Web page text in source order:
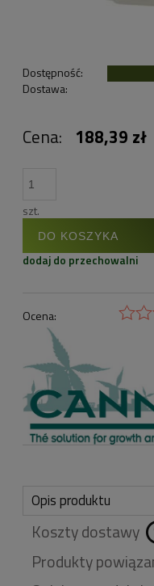
Dostępność:
Dostawa:
Cena nie zawiera
Cena: 188,39 zł
szt.
DO KOSZYKA
dodaj do przechowalni
Ocena:
Opis produktu
Koszty dostawy
Cena nie
Produkty